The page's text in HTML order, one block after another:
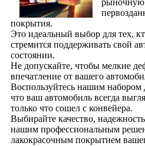
рыночную
покрытия.
Это идеальный выбор для тех,
стремится поддерживать свой
состоянии.
Не допускайте, чтобы мелкие
впечатление от вашего
Воспользуйтесь нашим набором
что ваш автомобиль всегда
только что сошел с конвейера.
Выбирайте качество,
нашим профессиональным
лакокрасочным покрытием